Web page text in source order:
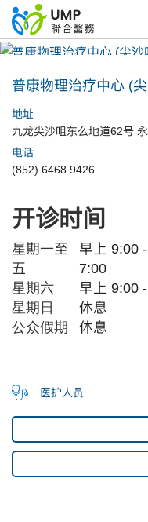
普康物理治疗中心 (尖沙
普康物理治疗中心 (
地址
九龙尖沙咀东么地道62号
电话
(852) 6468 9426
开诊时间
星期一至
五
早上 9:00
7:00
星期六
早上 9:00
星期日
休息
公众假期
休息
医护人员